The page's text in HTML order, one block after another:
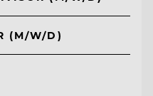
(M/W/D)